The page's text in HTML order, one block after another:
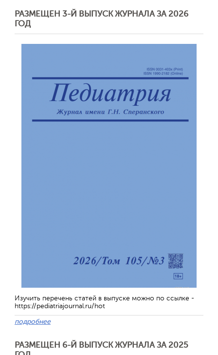
РАЗМЕЩЕН 3-Й ВЫПУСК ЖУРНАЛА ЗА 2026
ГОД
Изучить перечень статей в выпуске можно по ссылке -
https://pediatriajournal.ru/hot
подробнее
РАЗМЕЩЕН 6-Й ВЫПУСК ЖУРНАЛА ЗА 2025